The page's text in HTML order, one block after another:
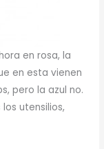
en rosa, la
en esta vienen
pero la azul no.
utensilios,